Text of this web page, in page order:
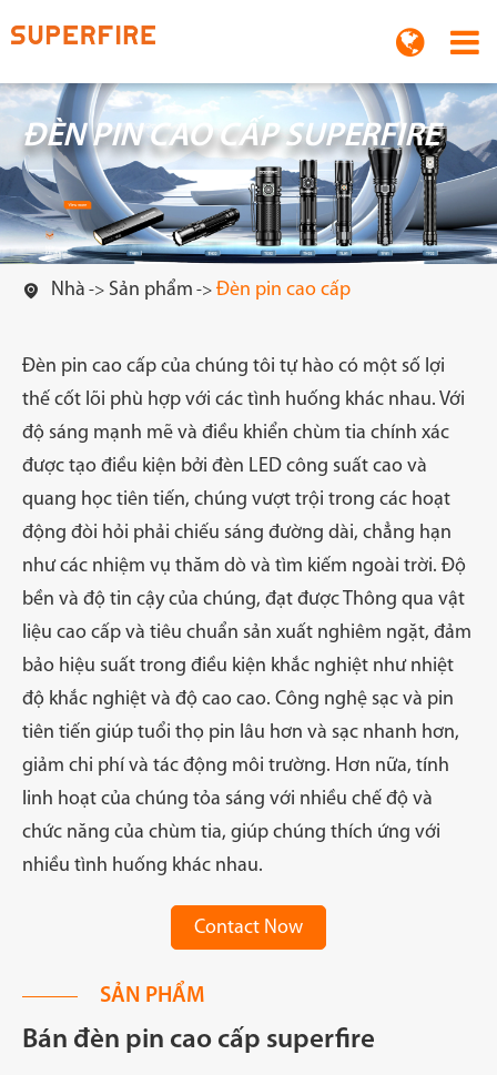
ĐÈN PIN CAO CẤP SUPERFIRE
 Nhà Sản phẩm Đèn pin cao cấp
Đèn pin cao cấp của chúng tôi tự hào có một số lợi
thế cốt lõi phù hợp với các tình huống khác nhau. Với
độ sáng mạnh mẽ và điều khiển chùm tia chính xác
được tạo điều kiện bởi đèn LED công suất cao và
quang học tiên tiến, chúng vượt trội trong các hoạt
động đòi hỏi phải chiếu sáng đường dài, chẳng hạn
như các nhiệm vụ thăm dò và tìm kiếm ngoài trời. Độ
bền và độ tin cậy của chúng, đạt được Thông qua vật
liệu cao cấp và tiêu chuẩn sản xuất nghiêm ngặt, đảm
bảo hiệu suất trong điều kiện khắc nghiệt như nhiệt
độ khắc nghiệt và độ cao cao. Công nghệ sạc và pin
tiên tiến giúp tuổi thọ pin lâu hơn và sạc nhanh hơn,
giảm chi phí và tác động môi trường. Hơn nữa, tính
linh hoạt của chúng tỏa sáng với nhiều chế độ và
chức năng của chùm tia, giúp chúng thích ứng với
nhiều tình huống khác nhau.
Contact Now
SẢN PHẨM
Bán đèn pin cao cấp superfire